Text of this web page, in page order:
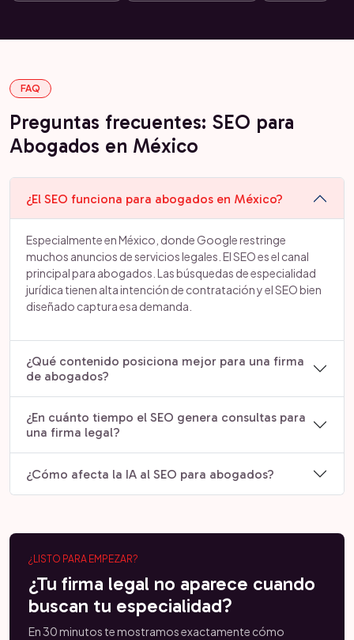
FAQ
Preguntas frecuentes: SEO para
Abogados en México
¿El SEO funciona para abogados en México?
Especialmente en México, donde Google restringe
muchos anuncios de servicios legales. El SEO es el canal
principal para abogados. Las búsquedas de especialidad
jurídica tienen alta intención de contratación y el SEO bien
diseñado captura esa demanda.
¿Qué contenido posiciona mejor para una firma
de abogados?
¿En cuánto tiempo el SEO genera consultas para
una firma legal?
¿Cómo afecta la IA al SEO para abogados?
¿LISTO PARA EMPEZAR?
¿Tu firma legal no aparece cuando
buscan tu especialidad?
En 30 minutos te mostramos exactamente cómo